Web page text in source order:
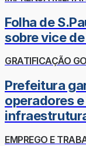
Folha de
sobre vice
GRATIFICAÇÃO
Prefeitura
operadores
EMPREGO E